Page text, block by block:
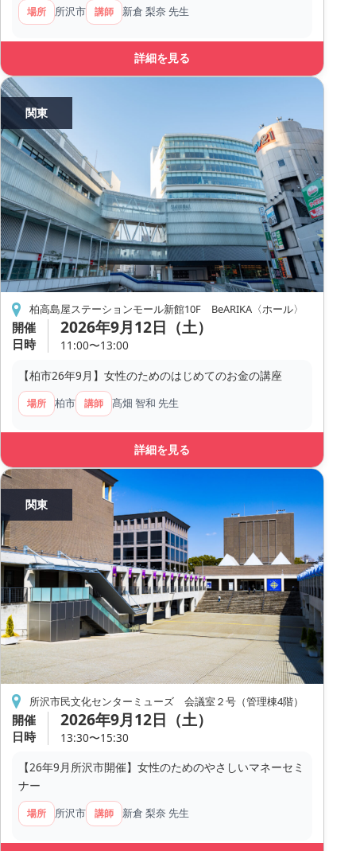
場所 所沢市 講師 新倉 梨奈 先生
詳細を見る
関東
柏高島屋ステーションモール新館10F BeARIKA〈ホール〉
開催
日時
2026年9月12日（土）
11:00〜13:00
【柏市26年9月】女性のためのはじめてのお金の講座
場所 柏市 講師 髙畑 智和 先生
詳細を見る
関東
所沢市民文化センターミューズ 会議室２号（管理棟4階）
開催
日時
2026年9月12日（土）
13:30〜15:30
【26年9月所沢市開催】女性のためのやさしいマネーセミ
ナー
場所 所沢市 講師 新倉 梨奈 先生